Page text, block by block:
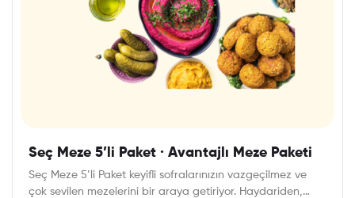
Seç Meze 5’li Paket · Avantajlı Meze Paketi
Seç Meze 5’li Paket keyifli sofralarınızın vazgeçilmez ve
çok sevilen mezelerini bir araya getiriyor. Haydariden,…